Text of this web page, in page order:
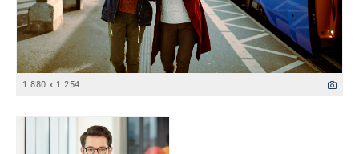
1 880 x 1 254